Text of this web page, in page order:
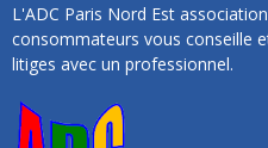
L'ADC Paris Nord Est
consommateurs vous conseille
litiges avec un professionnel.